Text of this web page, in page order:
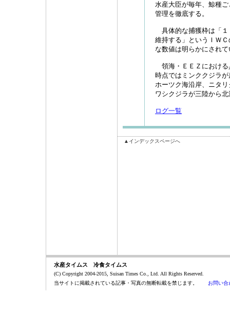
水産大臣が毎年、鯨種
管理を徹底する。
具体的な捕獲枠は「１
維持する」というＩＷ
な数値は明らかにされ
領海・ＥＥＺにおける
時点ではミンククジラ
ホーツク海沿岸、ニタ
ワシクジラが三陸から
ログ一覧
▲インデックスページへ
水産タイムス 冷食タイムス
(C) Copyright 2004-2015, Suisan Times Co., Ltd. All Rights Reserved.
当サイトに掲載されている記事・写真の無断転載を禁じます。 お問い合